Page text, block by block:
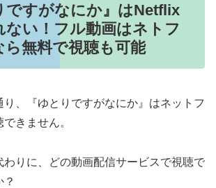
ですがなにか』はNetflix
ない！フル動画はネトフ
ら無料で視聴も可能
り、『ゆとりですがなにか』はネットフ
きません。
わりに、どの動画配信サービスで視聴で